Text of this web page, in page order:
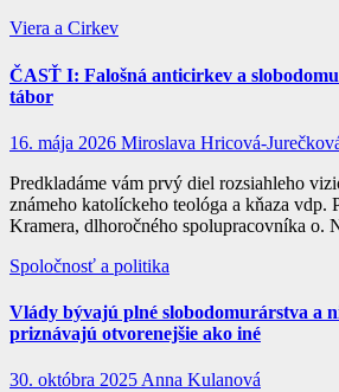
Viera a Cirkev
ČASŤ I: Falošná anticirkev a
tábor
16. mája 2026 Miroslava Hricová-
Predkladáme vám prvý diel rozsiahleho
známeho katolíckeho teológa a kňaza vdp.
Kramera, dlhoročného spolupracovníka o.
Spoločnosť a politika
Vlády bývajú plné slobodomurárstva a
priznávajú otvorenejšie ako iné
30. októbra 2025Anna Kulanová